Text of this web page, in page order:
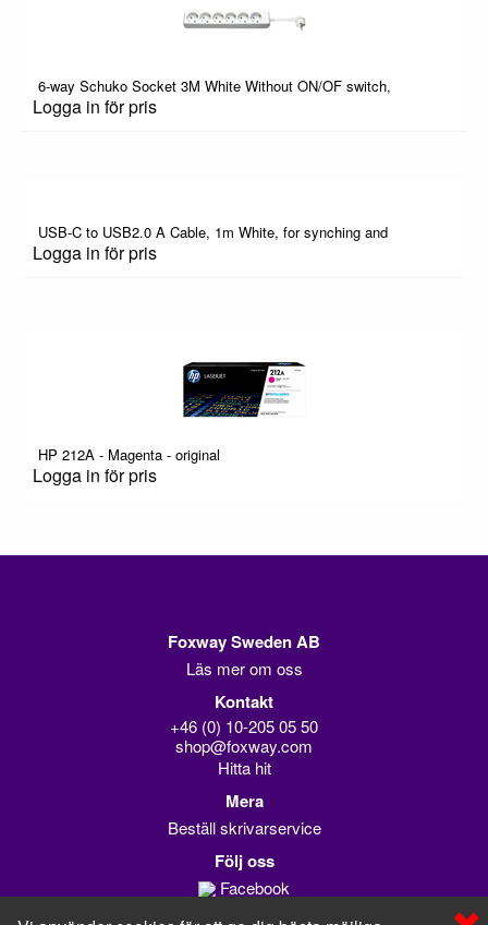
6-way Schuko Socket 3M White Without ON/OF switch,
Logga in för pris
USB-C to USB2.0 A Cable, 1m White, for synching and
Logga in för pris
HP 212A - Magenta - original
Logga in för pris
Foxway Sweden AB
Läs mer om oss
Kontakt
+46 (0) 10-205 05 50
shop@foxway.com
Hitta hit
Mera
Beställ skrivarservice
Följ oss
Facebook